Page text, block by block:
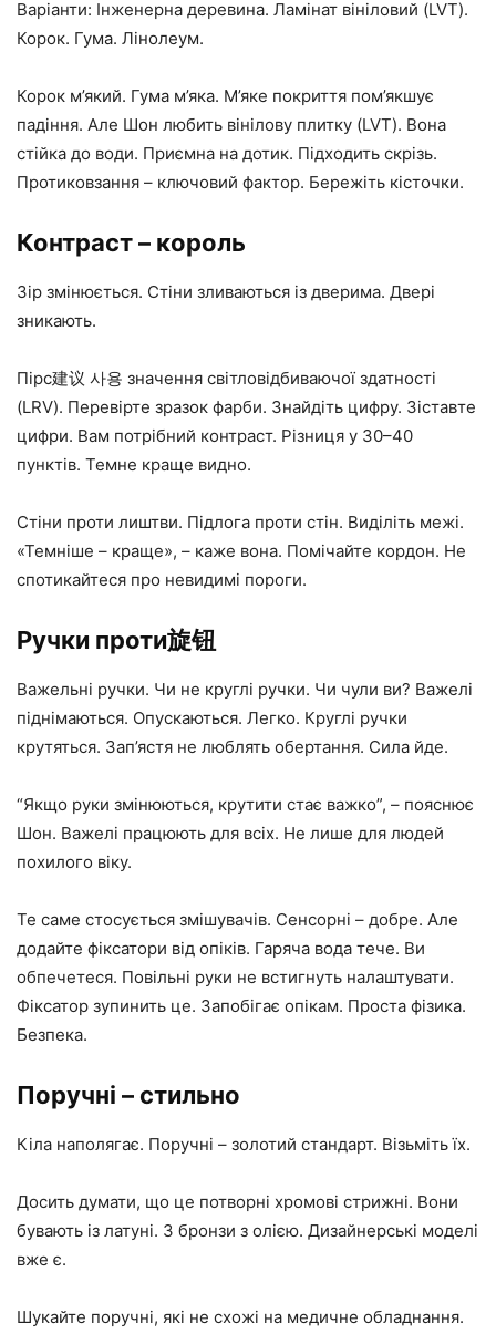
Варіанти: Інженерна деревина. Ламінат вініловий (LVT).
Корок. Гума. Лінолеум.
Корок м’який. Гума м’яка. М’яке покриття пом’якшує
падіння. Але Шон любить вінілову плитку (LVT). Вона
стійка до води. Приємна на дотик. Підходить скрізь.
Протиковзання – ключовий фактор. Бережіть кісточки.
Контраст – король
Зір змінюється. Стіни зливаються із дверима. Двері
зникають.
Пірс建议 사용 значення світловідбиваючої здатності
(LRV). Перевірте зразок фарби. Знайдіть цифру. Зіставте
цифри. Вам потрібний контраст. Різниця у 30–40
пунктів. Темне краще видно.
Стіни проти лиштви. Підлога проти стін. Виділіть межі.
«Темніше – краще», – каже вона. Помічайте кордон. Не
спотикайтеся про невидимі пороги.
Ручки проти旋钮
Важельні ручки. Чи не круглі ручки. Чи чули ви? Важелі
піднімаються. Опускаються. Легко. Круглі ручки
крутяться. Зап’ястя не люблять обертання. Сила йде.
“Якщо руки змінюються, крутити стає важко”, – пояснює
Шон. Важелі працюють для всіх. Не лише для людей
похилого віку.
Те саме стосується змішувачів. Сенсорні – добре. Але
додайте фіксатори від опіків. Гаряча вода тече. Ви
обпечетеся. Повільні руки не встигнуть налаштувати.
Фіксатор зупинить це. Запобігає опікам. Проста фізика.
Безпека.
Поручні – стильно
Кіла наполягає. Поручні – золотий стандарт. Візьміть їх.
Досить думати, що це потворні хромові стрижні. Вони
бувають із латуні. З бронзи з олією. Дизайнерські моделі
вже є.
Шукайте поручні, які не схожі на медичне обладнання.